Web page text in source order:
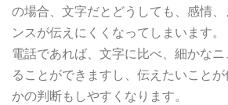
の場合、文字だとどうしても、感情
ンスが伝えにくくなってしまいます。
電話であれば、文字に比べ、細かな
ることができますし、伝えたいこと
かの判断もしやすくなります。